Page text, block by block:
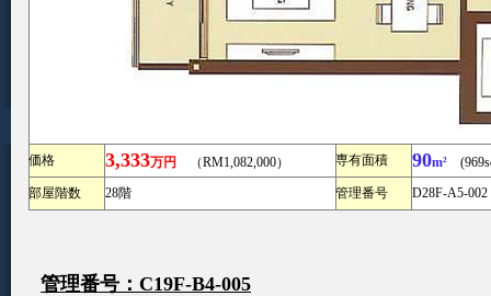
価格 3,333万円 （RM1,082,000） 専有面積 90m²
部屋階数
28階 管理番号 D28F-A5-002
管理番号：C19F-B4-005